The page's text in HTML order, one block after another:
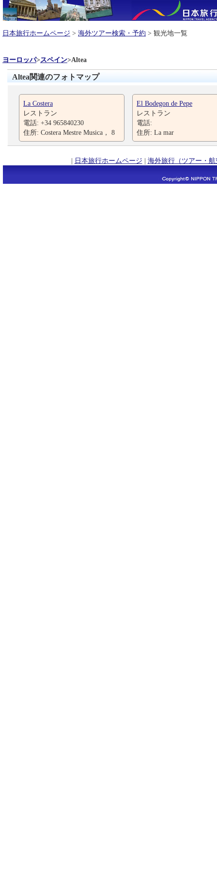
日本旅行ホームページ > 海外ツアー検索・予約 > 観光地一覧
ヨーロッパ>スペイン>Altea
Altea関連のフォトマップ
La Costera
レストラン
電話: +34 965840230
住所: Costera Mestre Musica， 8
El Bodegon de Pepe
レストラン
電話:
住所: La mar
| 日本旅行ホームページ | 海外旅行（ツアー・航